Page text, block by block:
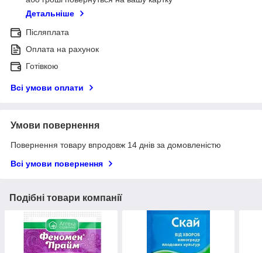
Детальніше
Післяплата
Оплата на рахунок
Готівкою
Всі умови оплати
Умови повернення
Повернення товару впродовж 14 днів за домовленістю
Всі умови повернення
Подібні товари компанії